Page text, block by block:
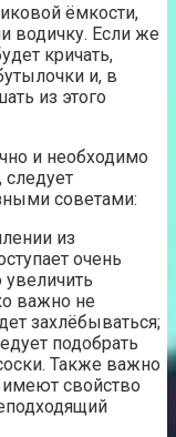
ёмкости,
водичку. Если же
кричать,
и, в
из этого
и необходимо
следует
советами:
из
очень
важно не
захлёбываться;
подобрать
Также важно
имеют свойство